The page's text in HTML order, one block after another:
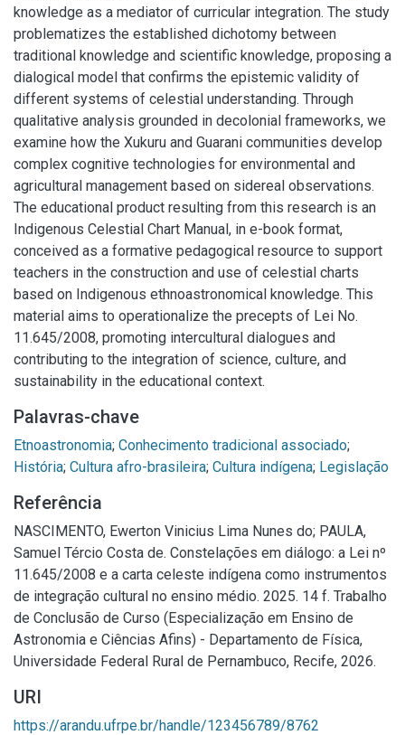
knowledge as a mediator of curricular integration. The study
problematizes the established dichotomy between
traditional knowledge and scientific knowledge, proposing a
dialogical model that confirms the epistemic validity of
different systems of celestial understanding. Through
qualitative analysis grounded in decolonial frameworks, we
examine how the Xukuru and Guarani communities develop
complex cognitive technologies for environmental and
agricultural management based on sidereal observations.
The educational product resulting from this research is an
Indigenous Celestial Chart Manual, in e-book format,
conceived as a formative pedagogical resource to support
teachers in the construction and use of celestial charts
based on Indigenous ethnoastronomical knowledge. This
material aims to operationalize the precepts of Lei No.
11.645/2008, promoting intercultural dialogues and
contributing to the integration of science, culture, and
sustainability in the educational context.
Palavras-chave
Etnoastronomia; Conhecimento tradicional associado;
História; Cultura afro-brasileira; Cultura indígena; Legislação
Referência
NASCIMENTO, Ewerton Vinicius Lima Nunes do; PAULA,
Samuel Tércio Costa de. Constelações em diálogo: a Lei nº
11.645/2008 e a carta celeste indígena como instrumentos
de integração cultural no ensino médio. 2025. 14 f. Trabalho
de Conclusão de Curso (Especialização em Ensino de
Astronomia e Ciências Afins) - Departamento de Física,
Universidade Federal Rural de Pernambuco, Recife, 2026.
URI
https://arandu.ufrpe.br/handle/123456789/8762